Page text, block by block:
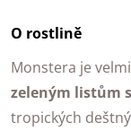
O rostlině
Monstera je velmi
zeleným listům
tropických